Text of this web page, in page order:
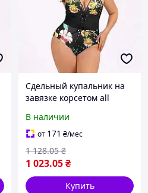
Сдельный купальник на
завязке корсетом all
В наличии
от 171 ₴/мес
1 023.05₴
1 128.05 ₴
Купить